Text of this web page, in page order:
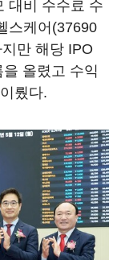
대비 수수료 수
스케어(37690
만 해당 IPO
올렸고 수익
뤘다.